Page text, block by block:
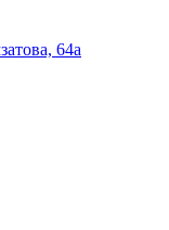
64а